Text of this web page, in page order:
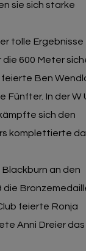
sie sich starke
tolle Ergebnisse
die 600 Meter
feierte Ben
Fünfter. In der W
sich den
komplettierte
an den
die
feierte Ronja
Anni Dreier das